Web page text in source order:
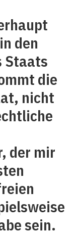
den
Staats
die
nicht
der mir
sein.